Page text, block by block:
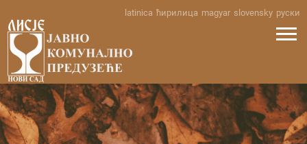
content
latinica ћирилица magyar slovensky руски